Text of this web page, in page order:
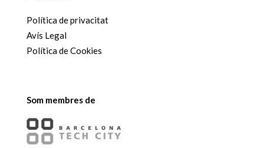
Política de privacitat
Avís Legal
Política de Cookies
Som membres de